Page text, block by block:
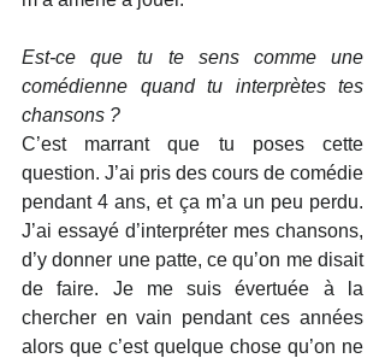
Est-ce que tu te sens comme une
comédienne quand tu interprètes tes
chansons ?
C’est marrant que tu poses cette
question. J’ai pris des cours de comédie
pendant 4 ans, et ça m’a un peu perdu.
J’ai essayé d’interpréter mes chansons,
d’y donner une patte, ce qu’on me disait
de faire. Je me suis évertuée à la
chercher en vain pendant ces années
alors que c’est quelque chose qu’on ne